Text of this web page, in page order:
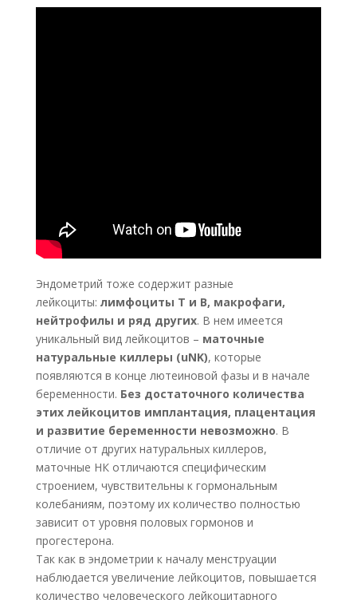
Эндометрий тоже содержит разные
лейкоциты: лимфоциты Т и В, макрофаги,
нейтрофилы и ряд других. В нем имеется
уникальный вид лейкоцитов – маточные
натуральные киллеры (uNK), которые
появляются в конце лютеиновой фазы и в начале
беременности. Без достаточного количества
этих лейкоцитов имплантация, плацентация
и развитие беременности невозможно. В
отличие от других натуральных киллеров,
маточные НК отличаются специфическим
строением, чувствительны к гормональным
колебаниям, поэтому их количество полностью
зависит от уровня половых гормонов и
прогестерона.
Так как в эндометрии к началу менструации
наблюдается увеличение лейкоцитов, повышается
количество человеческого лейкоцитарного